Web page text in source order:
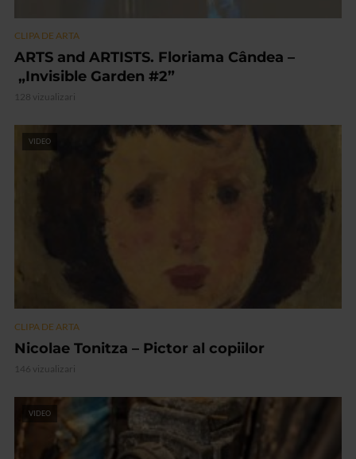
CLIPA DE ARTA
ARTS and ARTISTS. Floriama Cândea –
„Invisible Garden #2”
128 vizualizari
VIDEO
CLIPA DE ARTA
Nicolae Tonitza – Pictor al copiilor
146 vizualizari
VIDEO